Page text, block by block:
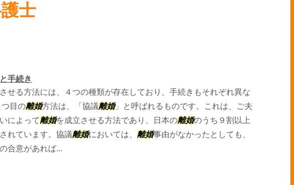
士
手続き
せる方法には、４つの種類が存在しており、手続きもそれぞれ異な
つ目の離婚方法は、「協議離婚」と呼ばれるものです。これは、ご夫
によって離婚を成立させる方法であり、日本の離婚のうち９割以上
れています。協議離婚においては、 離婚事由がなかったとしても、
合意があれば...